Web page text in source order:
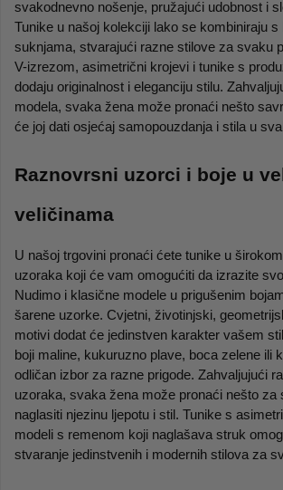
svakodnevno nošenje, pružajući udobnost i
Tunike u našoj kolekciji lako se kombiniraju s
suknjama, stvarajući razne stilove za svaku
V-izrezom, asimetrični krojevi i tunike s
dodaju originalnost i eleganciju stilu.
modela, svaka žena može pronaći nešto
će joj dati osjećaj samopouzdanja i stila u
Raznovrsni uzorci i boje u
veličinama
U našoj trgovini pronaći ćete tunike u
uzoraka koji će vam omogućiti da izrazite
Nudimo i klasične modele u prigušenim
šarene uzorke. Cvjetni, životinjski,
motivi dodat će jedinstven karakter vašem
boji maline, kukuruzno plave, boca zelene ili
odličan izbor za razne prigode. Zahvaljujući
uzoraka, svaka žena može pronaći nešto za
naglasiti njezinu ljepotu i stil. Tunike s
modeli s remenom koji naglašava struk
stvaranje jedinstvenih i modernih stilova za